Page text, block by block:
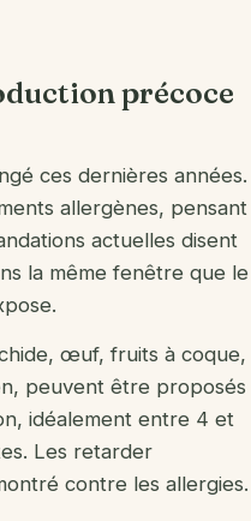
précoce
ces dernières années.
allergènes, pensant
actuelles disent
la même fenêtre que le
œuf, fruits à coque,
peuvent être proposés
idéalement entre 4 et
Les retarder
contre les allergies.